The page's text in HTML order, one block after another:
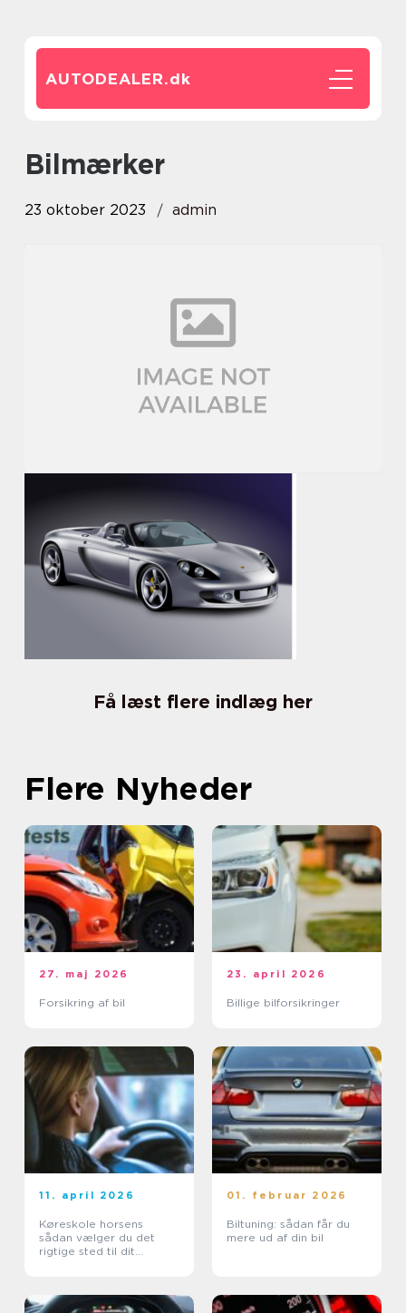
AUTODEALER.dk
bilmærker
23 oktober 2023 admin
Få læst flere indlæg her
Flere Nyheder
27. maj 2026
Forsikring af bil
23. april 2026
Billige bilforsikringer
11. april 2026
Køreskole horsens
sådan vælger du det
rigtige sted til dit
01. februar 2026
Biltuning: sådan får du
mere ud af din bil